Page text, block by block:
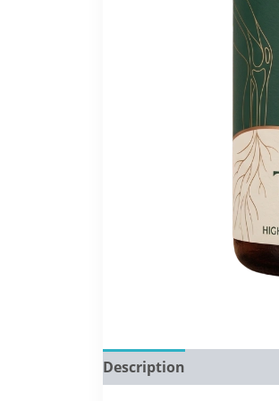
Description